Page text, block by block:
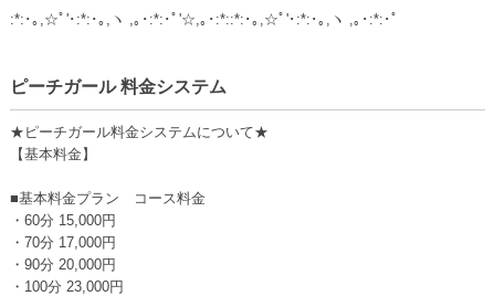
:*:･｡,☆ﾟ'･:*:･｡,ヽ ,｡･:*:･ﾟ'☆,｡･:*::*:･｡,☆ﾟ'･:*:･｡,ヽ ,｡･:*:･ﾟ
ピーチガール 料金システム
★ピーチガール料金システムについて★
【基本料金】
■基本料金プラン コース料金
・60分 15,000円
・70分 17,000円
・90分 20,000円
・100分 23,000円